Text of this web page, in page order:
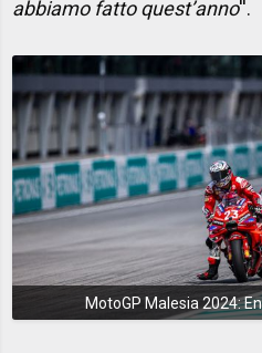
abbiamo fatto quest’anno''.
MotoGP Malesia 2024: